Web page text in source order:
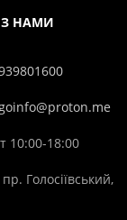
НАМИ
10:00-18:00
пр. Голосіївський,